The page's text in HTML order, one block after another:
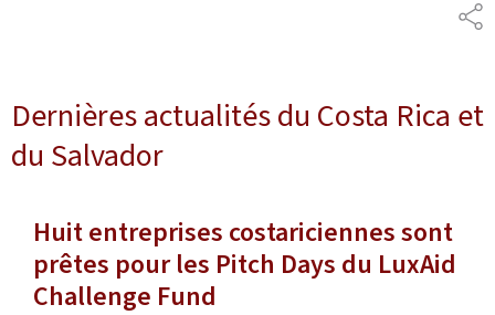
Dernières actualités du Costa Rica et
du Salvador
Huit entreprises costariciennes sont
prêtes pour les Pitch Days du LuxAid
Challenge Fund